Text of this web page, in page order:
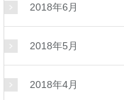
2018年6月
2018年5月
2018年4月